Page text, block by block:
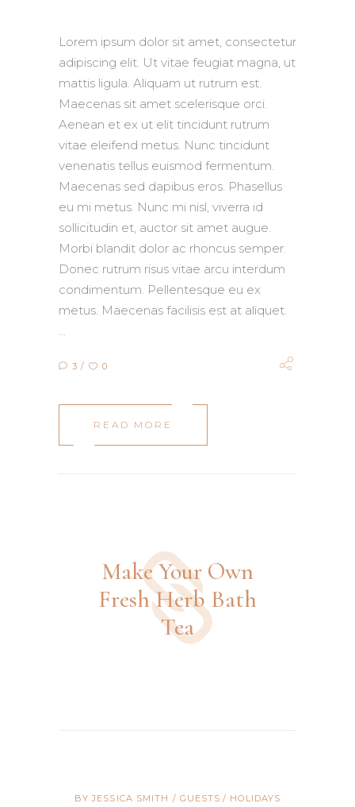
Lorem ipsum dolor sit amet, consectetur
adipiscing elit. Ut vitae feugiat magna, ut
mattis ligula. Aliquam ut rutrum est.
Maecenas sit amet scelerisque orci.
Aenean et ex ut elit tincidunt rutrum
vitae eleifend metus. Nunc tincidunt
venenatis tellus euismod fermentum.
Maecenas sed dapibus eros. Phasellus
eu mi metus. Nunc mi nisl, viverra id
sollicitudin et, auctor sit amet augue.
Morbi blandit dolor ac rhoncus semper.
Donec rutrum risus vitae arcu interdum
condimentum. Pellentesque eu ex
metus. Maecenas facilisis est at aliquet.
3 0
READ MORE
Make Your Own
Fresh Herb Bath
Tea
BYJESSICA SMITH GUESTS HOLIDAYS